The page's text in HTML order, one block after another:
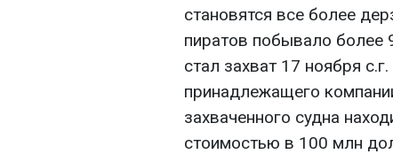
становятся все более
пиратов побывало более
стал захват 17 ноября
принадлежащего
захваченного судна
стоимостью в 100 млн